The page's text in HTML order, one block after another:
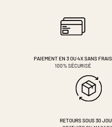
PAIEMENT EN 3 OU 4XSANS FRAIS
100% SÉCURISÉ
RETOURS SOUS 30